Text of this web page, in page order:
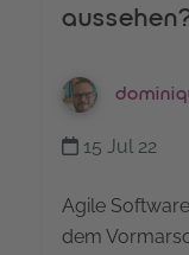
15 Jul 22
Agile
dem